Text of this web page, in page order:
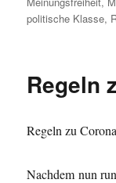
politische Klasse,
Regeln
Regeln zu
Nachdem nun